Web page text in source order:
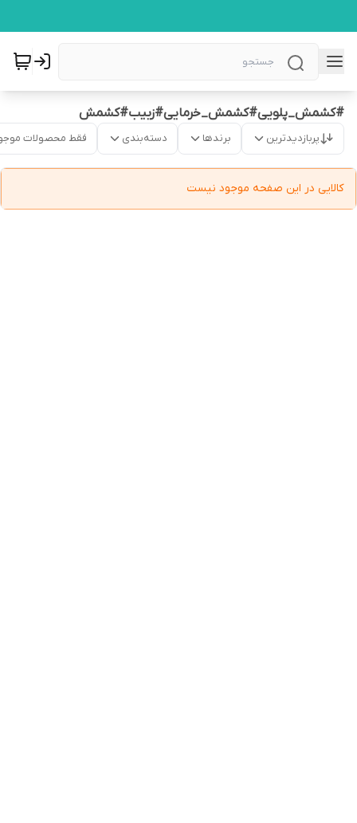
#کشمش_پلویی#کشمش_خرمایی#زبیب#کشمش
پربازدیدترین برندها دسته‌بندی فقط محصولات
کالایی در این صفحه موجود نیست